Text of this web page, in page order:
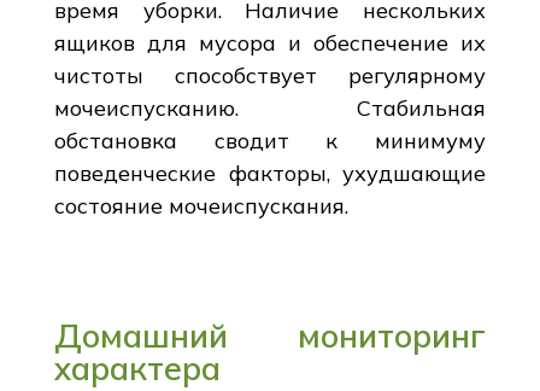
время уборки. Наличие нескольких
ящиков для мусора и обеспечение их
чистоты способствует регулярному
мочеиспусканию. Стабильная
обстановка сводит к минимуму
поведенческие факторы, ухудшающие
состояние мочеиспускания.
Домашний мониторинг
характера